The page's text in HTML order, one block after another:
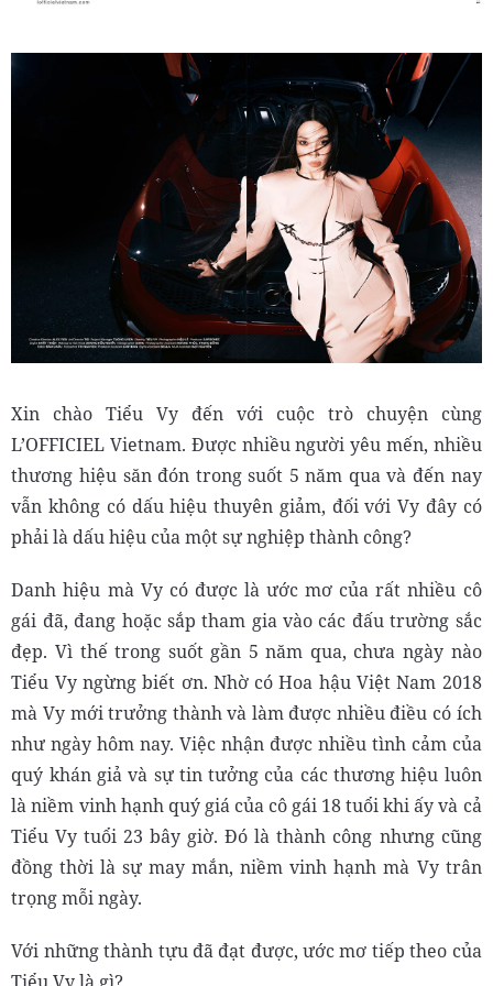
Xin chào Tiểu Vy đến với cuộc trò chuyện cùng
L’OFFICIEL Vietnam. Được nhiều người yêu mến, nhiều
thương hiệu săn đón trong suốt 5 năm qua và đến nay
vẫn không có dấu hiệu thuyên giảm, đối với Vy đây có
phải là dấu hiệu của một sự nghiệp thành công?
Danh hiệu mà Vy có được là ước mơ của rất nhiều cô
gái đã, đang hoặc sắp tham gia vào các đấu trường sắc
đẹp. Vì thế trong suốt gần 5 năm qua, chưa ngày nào
Tiểu Vy ngừng biết ơn. Nhờ có Hoa hậu Việt Nam 2018
mà Vy mới trưởng thành và làm được nhiều điều có ích
như ngày hôm nay. Việc nhận được nhiều tình cảm của
quý khán giả và sự tin tưởng của các thương hiệu luôn
là niềm vinh hạnh quý giá của cô gái 18 tuổi khi ấy và cả
Tiểu Vy tuổi 23 bây giờ. Đó là thành công nhưng cũng
đồng thời là sự may mắn, niềm vinh hạnh mà Vy trân
trọng mỗi ngày.
Với những thành tựu đã đạt được, ước mơ tiếp theo của
Tiểu Vy là gì?